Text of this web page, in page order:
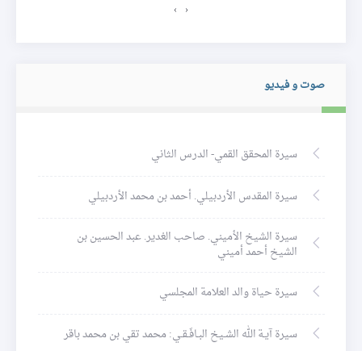
‹
›
صوت و فيديو
سيرة المحقق القمي- الدرس الثاني
سيرة المقدس الأردبيلي. أحمد بن محمد الأردبيلي
سيرة الشيخ الأميني. صاحب الغدير. عبد الحسين بن
الشيخ أحمد أميني
سيرة حياة والد العلامة المجلسي
سيرة آيـة الله الشـيخ البـافَـقـي: محمد تقي بن محمد باقر